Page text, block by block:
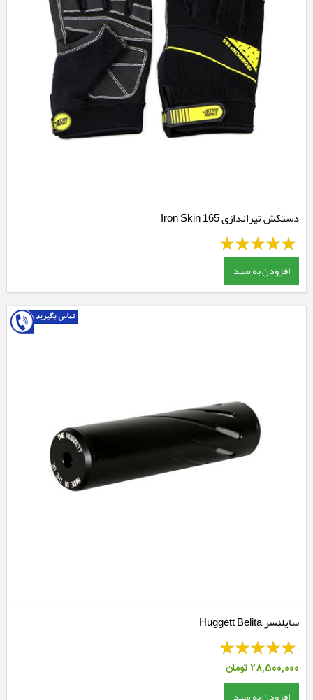
دستکش تیراندازی Iron Skin 165
افزودن به سبد
سایلنسر Huggett Belita
28,500,000تومان